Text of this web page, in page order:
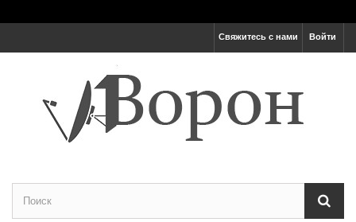
Войти
Свяжитесь с нами